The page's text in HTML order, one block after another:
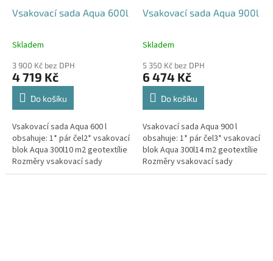
Vsakovací sada Aqua 600l
Průměrné
produktu
je
5,0
hvězdiček.
Skladem
3 900 Kč bez DPH
4 719 Kč
Do košíku
Vsakovací sada Aqua 600 l
obsahuje: 1* pár čel2* vsakovací
blok Aqua 300l10 m2 geotextílie
Rozměry vsakovací sady
240x80x52 cm Nesedí vám
Vsakovací sada Aqua 900l
Průměrné
produktu
je
5,0
hvězdiček.
Skladem
5 350 Kč bez DPH
6 474 Kč
Do košíku
Vsakovací sada Aqua 900 l
obsahuje: 1* pár čel3* vsakovací
blok Aqua 300l14 m2 geotextílie
Rozměry vsakovací sady
360x80x52 cm Nesedí vám